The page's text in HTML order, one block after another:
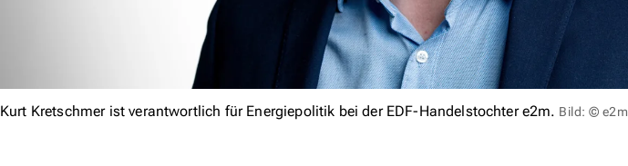
Kurt Kretschmer ist verantwortlich für Energiepolitik bei der EDF-Handelstochter e2m. Bild: © e2m